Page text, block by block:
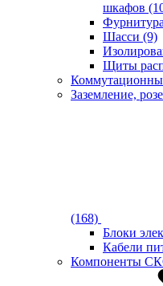
шкафов
Фурнитура
Шасси (9)
Щиты
Заземление,
(168)
Блоки
Кабели
Компоненты